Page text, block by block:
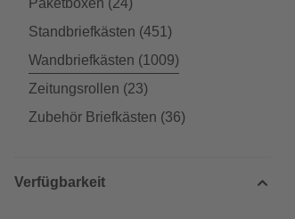
Paketboxen (24)
Standbriefkästen (451)
Wandbriefkästen (1009)
Zeitungsrollen (23)
Zubehör Briefkästen (36)
Verfügbarkeit